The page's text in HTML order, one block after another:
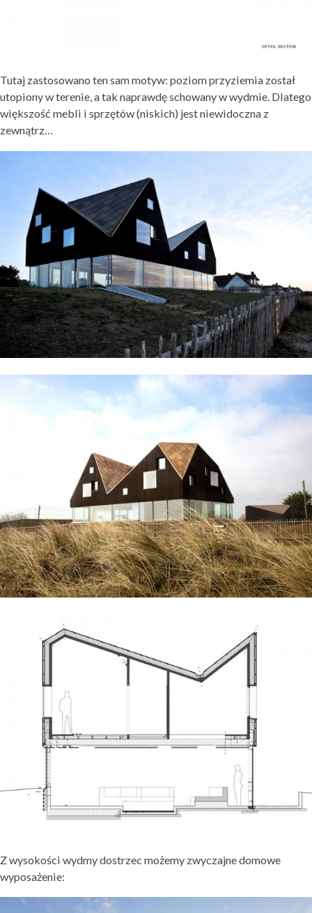
Tutaj zastosowano ten sam motyw: poziom przyziemia został
utopiony w terenie, a tak naprawdę schowany w wydmie. Dlatego
większość mebli i sprzętów (niskich) jest niewidoczna z
zewnątrz…
Z wysokości wydmy dostrzec możemy zwyczajne domowe
wyposażenie: